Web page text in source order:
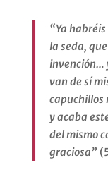
“Ya
la seda,
invención…
van de sí
capuchillos
y acaba
del mismo
graciosa”